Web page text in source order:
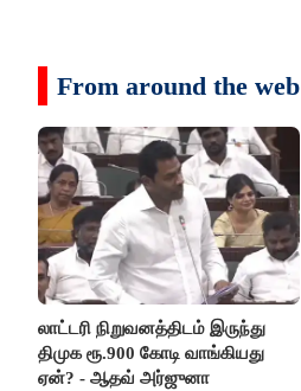
From around the web
லாட்டரி நிறுவனத்திடம் இருந்து
திமுக ரூ.900 கோடி வாங்கியது
ஏன்? - ஆதவ் அர்ஜுனா